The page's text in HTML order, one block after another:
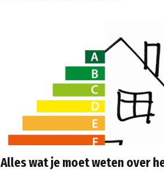
Alles wat je moet weten over